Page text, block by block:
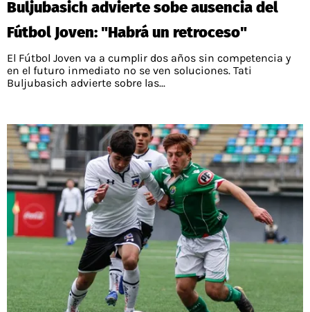
PALESTINO
UNION ESPAÑOLA
CAMPEONATO NACIONAL
GUÍAS
CÓDIGOS
PRONÓSTICOS
FÚTBOL INTERNACIONAL
COPA LIBERTADORES
COPA SUDAMERICANA
CHAMPIONS LEAGUE
EUROPA LEAGUE
SERIE A
LA LIGA
CHILENOS EN EL EXTERIOR
CHILENOS POR EL MUNDO
ALEXIS SANCHEZ
DARIO OSORIO
DAMIAN PIZARRO
MERCADO DE FICHAJES
TENIS
ELIMINATORIAS CONMEBOL
FEMENINO
QUIENES SOMOS
TÉRMINOS Y CONDICIONES
AGENDA
SELECCIÓN CHILENA
COLO COLO
UNIVERSIDAD DE CHILE
UNIVERSIDAD CATÓLICA
Buljubasich advierte sobe ausencia del
Fútbol Joven: "Habrá un retroceso"
El Fútbol Joven va a cumplir dos años sin competencia y
en el futuro inmediato no se ven soluciones. Tati
Buljubasich advierte sobre las...